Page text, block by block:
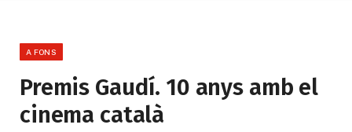
A FONS
Premis Gaudí. 10 anys amb el
cinema català